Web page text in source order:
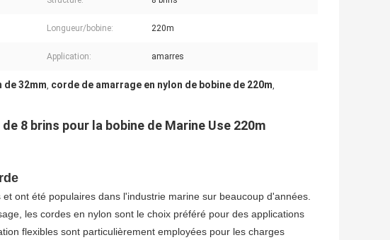
Longueur/bobine: 220m
Application: amarres
de 32mm, corde de amarrage en nylon de bobine de 220m,
8 brins pour la bobine de Marine Use 220m
ont été populaires dans l'industrie marine sur beaucoup d'années.
les cordes en nylon sont le choix préféré pour des applications
flexibles sont particulièrement employées pour les charges